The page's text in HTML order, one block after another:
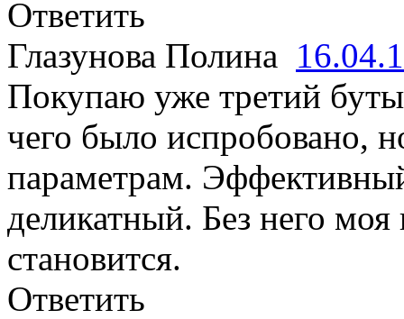
Ответить
Глазунова Полина
Покупаю уже третий
чего было испробовано,
параметрам.
деликатный. Без него
становится.
Ответить